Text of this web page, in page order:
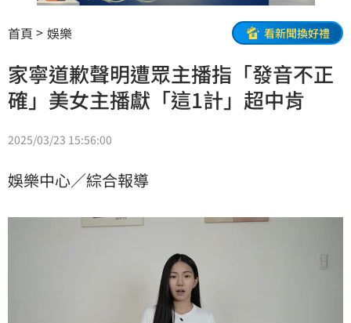
首頁 娛樂 看新聞換好禮
家寧道歉聲明遭眾主播指「發音不正
確」美女主播獻「這1計」超中肯
2025/03/23 15:56:00
娛樂中心／綜合報導